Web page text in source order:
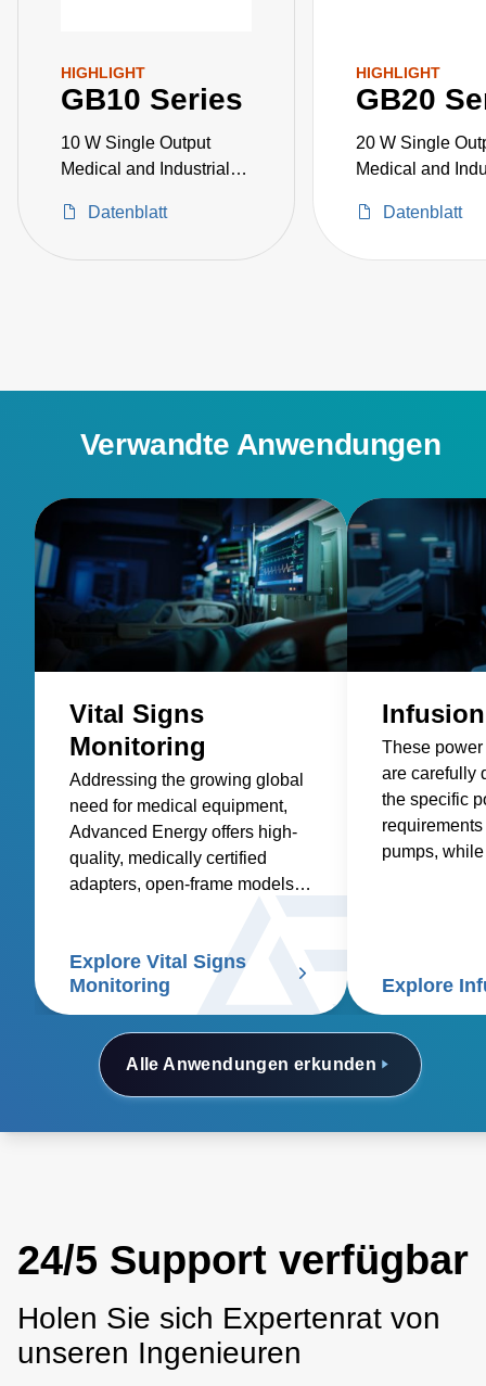
HIGHLIGHT
GB10 Series
10 W Single Output
Medical and Industrial
Datenblatt
HIGHLIGHT
GB20
20 W Single
Medical and
Datenblatt
Verwandte Anwendungen
Alle Anwendungen erkunden
Vital Signs
Monitoring
Addressing the growing global
need for medical equipment,
Advanced Energy offers high-
quality, medically certified
adapters, open-frame models,
signs patient monitors.
Explore Vital Signs
Monitoring
These
are carefully
the specific
pumps,
Explore
24/5 Support verfügbar
Holen Sie sich Expertenrat von
unseren Ingenieuren